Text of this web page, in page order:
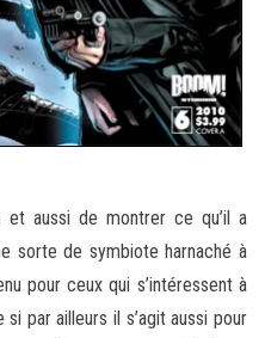
et aussi de montrer ce qu’il a
sorte de symbiote harnaché à
pour ceux qui s’intéressent à
par ailleurs il s’agit aussi pour